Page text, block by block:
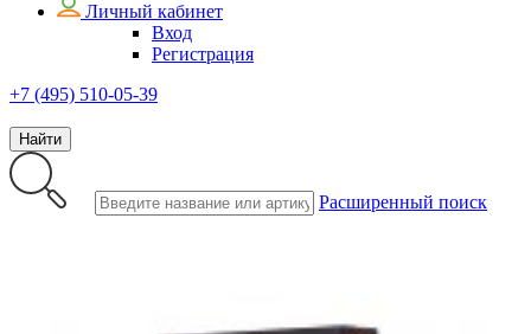
Личный кабинет
Вход
Регистрация
+7 (495) 510-05-39
Найти
Расширенный поиск